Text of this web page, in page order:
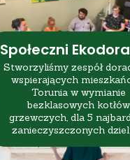
Społeczni
Stworzyliśmy zespół
wspierających
Torunia w wymianie
bezklasowych kotłów
grzewczych, dla 5
zanieczyszczonych